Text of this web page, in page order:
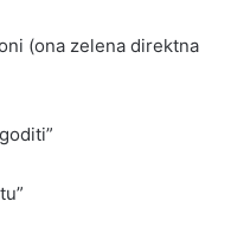
(ona zelena direktna